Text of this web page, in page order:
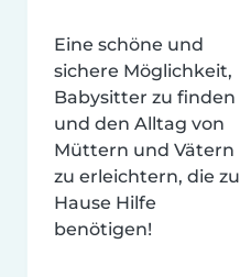
Eine schöne und
sichere Möglichkeit,
Babysitter zu finden
und den Alltag von
Müttern und Vätern
zu erleichtern, die zu
Hause Hilfe
benötigen!